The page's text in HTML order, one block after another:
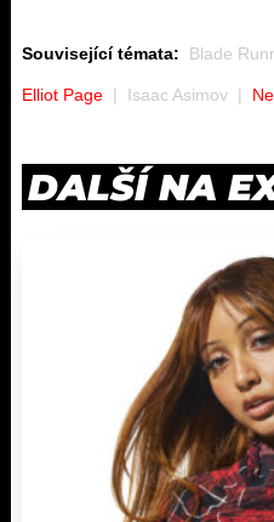
Související témata: Blade
Elliot Page Isaac Asimov
DALŠÍ NA